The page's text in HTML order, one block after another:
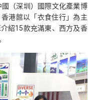
（深圳）國際文化產業博
港館以「衣食住行」為主
紹15款充滿東、西方及香